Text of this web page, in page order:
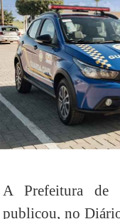
A Prefeitura de
publicou, no